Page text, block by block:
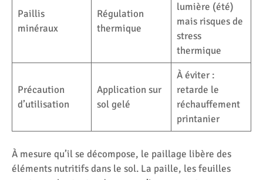
Paillis
minéraux
Régulation
thermique
lumière (été)
mais risques de
stress
thermique
Précaution
d’utilisation
Application sur
sol gelé
À éviter :
retarde le
réchauffement
printanier
À mesure qu’il se décompose, le paillage libère des
éléments nutritifs dans le sol. La paille, les feuilles